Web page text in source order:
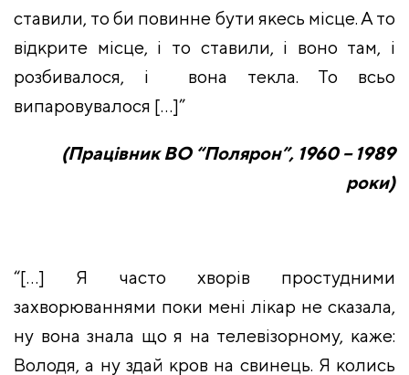
ставили, то би повинне бути якесь місце. А то
відкрите місце, і то ставили, і воно там, і
розбивалося, і вона текла. То всьо
випаровувалося […]”
(Працівник ВО “Полярон”, 1960 – 1989
роки)
“[…] Я часто хворів простудними
захворюваннями поки мені лікар не сказала,
ну вона знала що я на телевізорному, каже:
Володя, а ну здай кров на свинець. Я колись